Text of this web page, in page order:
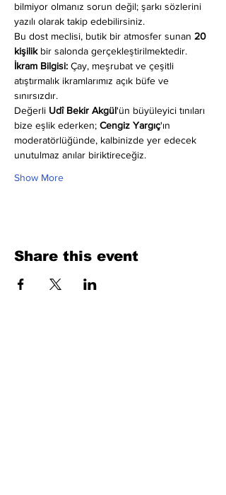
bilmiyor olmanız sorun değil; şarkı sözlerini
yazılı olarak takip edebilirsiniz.
Bu dost meclisi, butik bir atmosfer sunan 20
kişilik bir salonda gerçekleştirilmektedir.
İkram Bilgisi: Çay, meşrubat ve çeşitli
atıştırmalık ikramlarımız açık büfe ve
sınırsızdır.
Değerli Udî Bekir Akgül'ün büyüleyici tınıları
bize eşlik ederken; Cengiz Yargıç'ın
moderatörlüğünde, kalbinizde yer edecek
unutulmaz anılar biriktireceğiz.
Show More
Share this event